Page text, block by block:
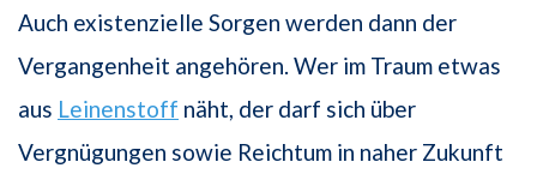
Auch existenzielle Sorgen werden dann der
Vergangenheit angehören. Wer im Traum etwas
aus Leinenstoff näht, der darf sich über
Vergnügungen sowie Reichtum in naher Zukunft